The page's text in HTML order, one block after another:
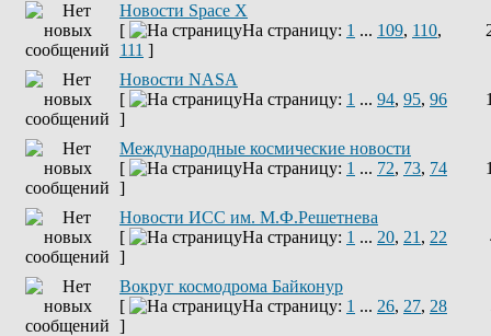
Новости Space X
[
На страницу: 1 ... 109, 110,
111 ]
Новости NASA
[
На страницу: 1 ... 94, 95, 96
]
Международные космические новости
[
На страницу: 1 ... 72, 73, 74
]
Новости ИСС им. М.Ф.Решетнева
[
На страницу: 1 ... 20, 21 , 22
]
Вокруг космодрома Байконур
[
На страницу: 1 ... 26, 27, 28
]